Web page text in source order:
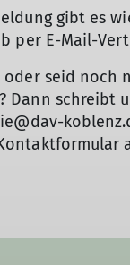
gibt es
per E-Mail-
oder seid noch
Dann schreibt